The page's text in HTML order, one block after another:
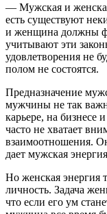
— Мужская и
есть существуют
и женщина должны
учитывают эти
удовлетворения не
полом не состоятся.
Предназначение
мужчины не так
карьере, на
часто не хватает
взаимоотношения.
дает мужская
Но женская энергия
личность. Задача
что если его ум